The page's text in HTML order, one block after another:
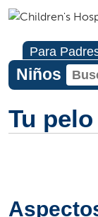
Para
Niños
Tu pelo